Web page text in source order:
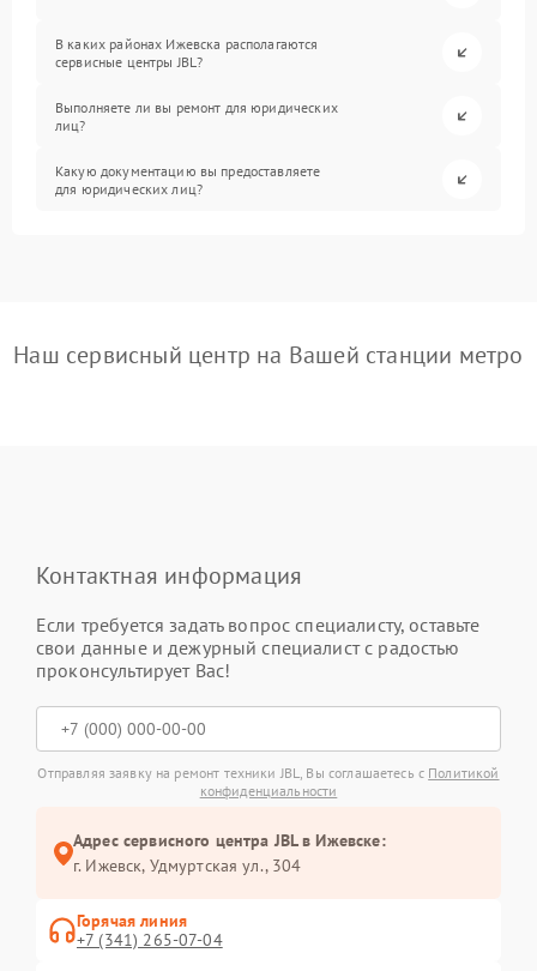
В каких районах Ижевска располагаются
сервисные центры JBL?
Выполняете ли вы ремонт для юридических
лиц?
Какую документацию вы предоставляете
для юридических лиц?
Наш сервисный центр на Вашей станции метро
Контактная информация
Если требуется задать вопрос специалисту, оставьте
свои данные и дежурный специалист с радостью
проконсультирует Вас!
Отправляя заявку на ремонт техники JBL, Вы соглашаетесь с Политикой
конфиденциальности
Адрес сервисного центра JBL в Ижевске:
г. Ижевск, Удмуртская ул., 304
Горячая линия
+7 (341) 265-07-04